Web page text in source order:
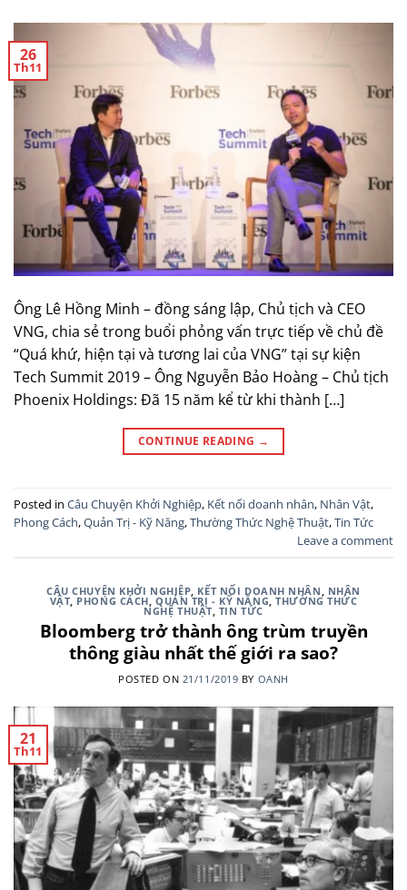
26
Th11
Ông Lê Hồng Minh – đồng sáng lập, Chủ tịch và CEO
VNG, chia sẻ trong buổi phỏng vấn trực tiếp về chủ đề
“Quá khứ, hiện tại và tương lai của VNG” tại sự kiện
Tech Summit 2019 – Ông Nguyễn Bảo Hoàng – Chủ tịch
Phoenix Holdings: Đã 15 năm kể từ khi thành […]
CONTINUE READING →
Posted in Câu Chuyện Khởi Nghiệp, Kết nối doanh nhân, Nhân Vật,
Phong Cách,Quản Trị - Kỹ Năng,Thường Thức Nghệ Thuật,Tin Tức
Leave a comment
CÂU CHUYỆN KHỞI NGHIỆP KẾT NỐI DOANH NHÂN NHÂN
VẬT, PHONG CÁCH ,QUẢN TRỊ - KỸ NĂNG ,THƯỜNG THỨC
NGHỆ THUẬT, TIN TỨC
Bloomberg trở thành ông trùm truyền
thông giàu nhất thế giới ra sao?
POSTED ON 21/11/2019 BY OANH
21
Th11